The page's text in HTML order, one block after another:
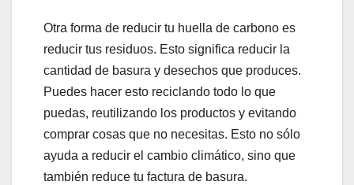
Otra forma de reducir tu huella de carbono es
reducir tus residuos. Esto significa reducir la
cantidad de basura y desechos que produces.
Puedes hacer esto reciclando todo lo que
puedas, reutilizando los productos y evitando
comprar cosas que no necesitas. Esto no sólo
ayuda a reducir el cambio climático, sino que
también reduce tu factura de basura.